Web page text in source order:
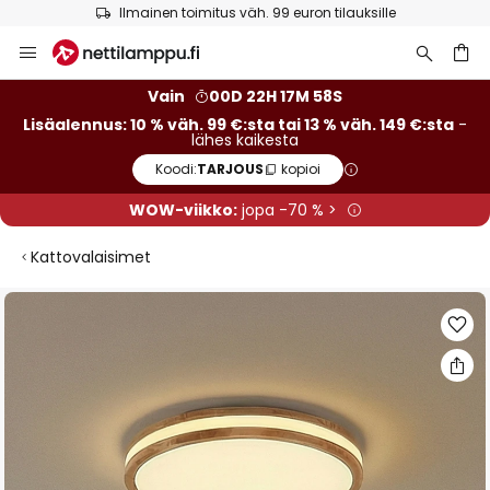
Ilmainen toimitus väh. 99 euron tilauksille
to
Vain
00D 22H 17M 58S
Lisäalennus: 10 % väh. 99 €:sta tai 13 % väh. 149 €:sta -
lähes kaikesta
Koodi:TARJOUS kopioi
WOW-viikko:jopa -70 % >
Kattovalaisimet
Skip